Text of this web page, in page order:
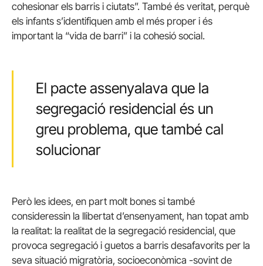
cohesionar els barris i ciutats”. També és veritat, perquè
els infants s’identifiquen amb el més proper i és
important la “vida de barri” i la cohesió social.
El pacte assenyalava que la
segregació residencial és un
greu problema, que també cal
solucionar
Però les idees, en part molt bones si també
consideressin la llibertat d’ensenyament, han topat amb
la realitat: la realitat de la segregació residencial, que
provoca segregació i guetos a barris desafavorits per la
seva situació migratòria, socioeconòmica -sovint de